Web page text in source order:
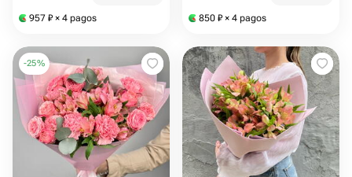
957 ₽ × 4 pagos 850 ₽ × 4 pagos
-25%